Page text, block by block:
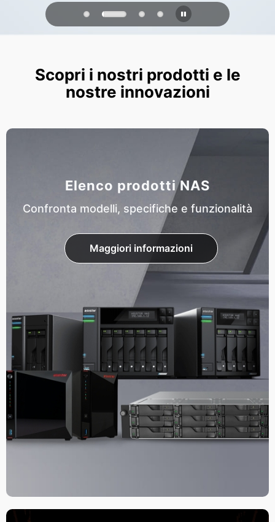
futuro
Scopri i nostri prodotti e le
nostre innovazioni
Elenco prodotti NAS
Confronta modelli, specifiche e funzionalità
Maggiori informazioni